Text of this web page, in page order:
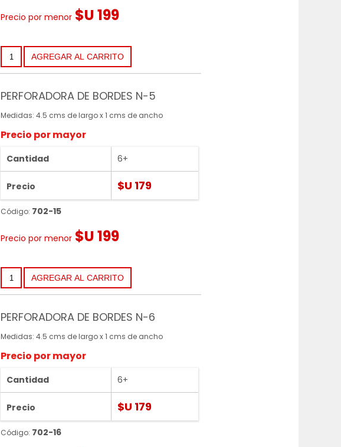
Precio por menor $U 199
PERFORADORA DE BORDES N-5
Medidas: 4.5 cms de largo x 1 cms de ancho
Precio por mayor
Cantidad 6+
Precio $U 179
Código: 702-15
Precio por menor $U 199
PERFORADORA DE BORDES N-6
Medidas: 4.5 cms de largo x 1 cms de ancho
Precio por mayor
Cantidad 6+
Precio $U 179
Código: 702-16